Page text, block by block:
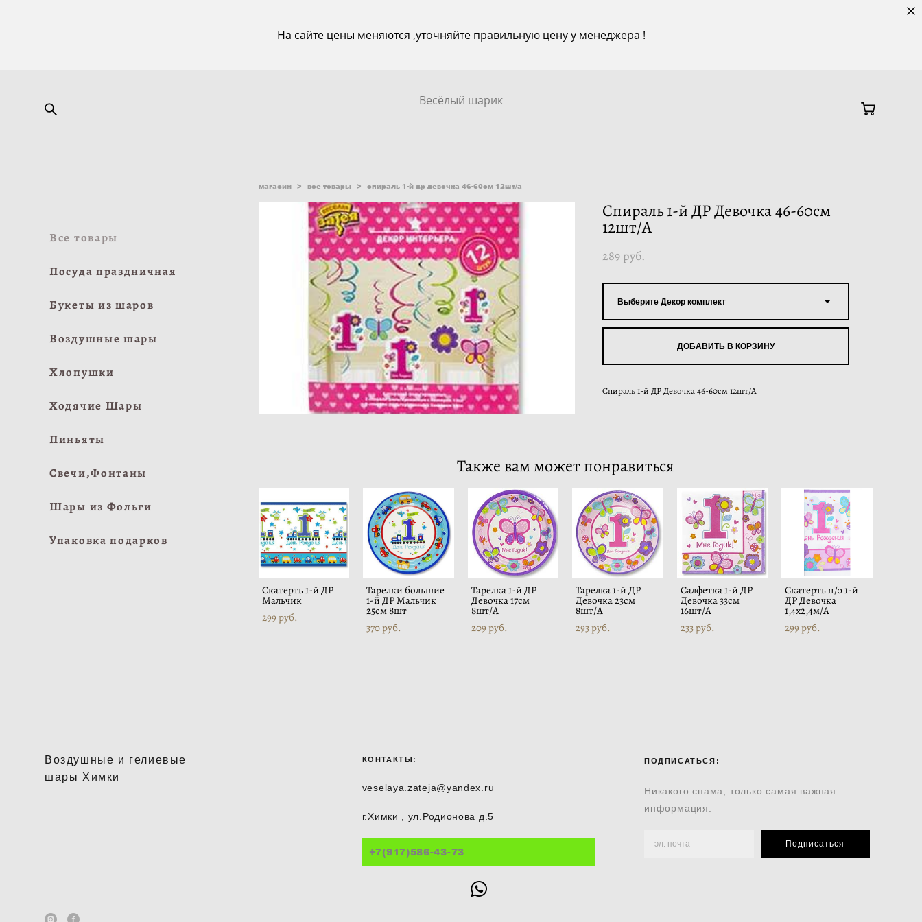
На сайте цены меняются ,уточняйте правильную цену у менеджера !
Весёлый шарик
Все товары
Посуда праздничная
Букеты из шаров
Воздушные шары
Хлопушки
Ходячие Шары
Пиньяты
Свечи,Фонтаны
Шары из Фольги
Упаковка подарков
магазин > все товары > спираль 1-й др девочка 46-60см 12шт/а
Спираль 1-й ДР Девочка 46-60см
12шт/А
289 pуб.
Выберите Декор комплект
ДОБАВИТЬ В КОРЗИНУ
Спираль 1-й ДР Девочка 46-60см 12шт/А
Также вам может понравиться
Скатерть 1-й ДР
Мальчик
299 pуб.
Тарелки большие
1-й ДР Мальчик
25см 8шт
370 pуб.
Тарелка 1-й ДР
Девочка 17см
8шт/A
209 pуб.
Тарелка 1-й ДР
Девочка 23см
8шт/A
293 pуб.
Салфетка 1-й ДР
Девочка 33см
16шт/А
233 pуб.
Скатерть п/э 1-й
ДР Девочка
1,4х2,4м/А
299 pуб.
Воздушные и гелиевые
шары Химки
КОНТАКТЫ:
veselaya.zateja@yandex.ru
г.Химки , ул.Родионова д.5
+7(917)586-43-73
ПОДПИСАТЬСЯ:
Никакого спама, только самая важная
информация.
Подписаться